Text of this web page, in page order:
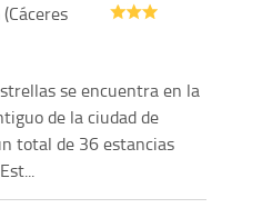
se encuentra en la
de la ciudad de
total de 36 estancias